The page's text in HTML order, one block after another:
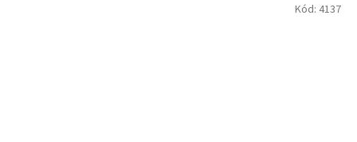
Kód: 4137